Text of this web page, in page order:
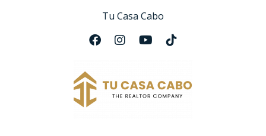
Tu Casa Cabo